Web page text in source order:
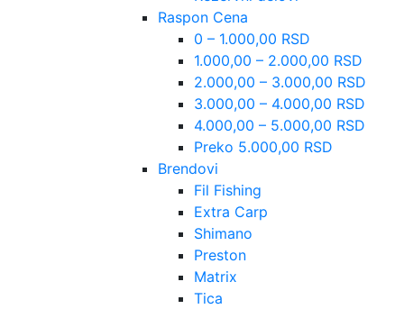
Raspon Cena
0 – 1.000,00 RSD
1.000,00 – 2.000,00 RSD
2.000,00 – 3.000,00 RSD
3.000,00 – 4.000,00 RSD
4.000,00 – 5.000,00 RSD
Preko 5.000,00 RSD
Brendovi
Fil Fishing
Extra Carp
Shimano
Preston
Matrix
Tica